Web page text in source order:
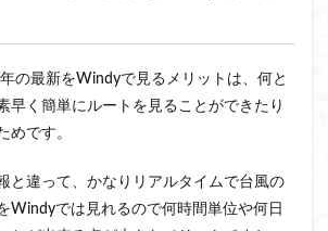
の最新をWindyで見るメリットは、何と
早く簡単にルートを見ることができたり
めです。
と違って、かなりリアルタイムで台風の
Windyでは見れるので何時間単位や何日